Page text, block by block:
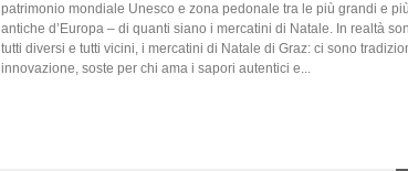
patrimonio mondiale Unesco e zona pedonale tra le più grandi e più
antiche d’Europa – di quanti siano i mercatini di Natale. In realtà
tutti diversi e tutti vicini, i mercatini di Natale di Graz: ci sono
innovazione, soste per chi ama i sapori autentici e...